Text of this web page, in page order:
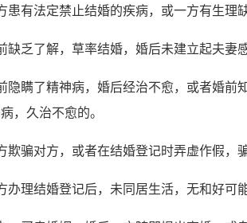
有法定禁止结婚的疾病，或一方有生理
乏了解，草率结婚，婚后未建立起夫妻感
瞒了精神病，婚后经治不愈，或者婚前
，久治不愈的。
骗对方，或者在结婚登记时弄虚作假，骗
理结婚登记后，未同居生活，无和好可能